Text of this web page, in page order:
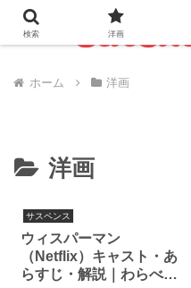
ホーム 洋画
洋画
サスペンス
ウィスパーマン
（Netflix）キャスト・あ
らすじ・解説｜わらべ歌
検索 洋画